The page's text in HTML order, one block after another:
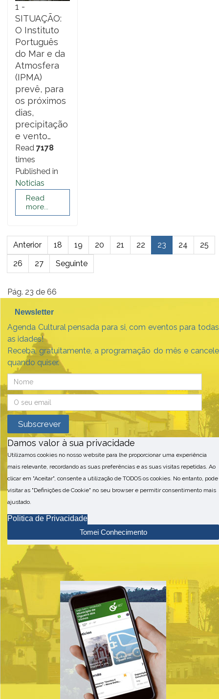
1 -
SITUAÇÃO:
O Instituto
Português
do Mar e da
Atmosfera
(IPMA)
prevê, para
os próximos
dias,
precipitação
e vento…
Read 7178
times
Published in
Noticias
Read
more...
Anterior 18 19 20 21 22 23 24
25
26
27 Seguinte
Pág. 23 de 66
Newsletter
Agenda Cultural pensada para si, com eventos para todas
as idades!
Receba, gratuitamente, a programação do mês e cancele
quando quiser.
Damos valor à sua privacidade
Utilizamos cookies no nosso website para lhe proporcionar uma experiência
mais relevante, recordando as suas preferências e as suas visitas repetidas. Ao
clicar em "Aceitar", consente a utilização de TODOS os cookies. No entanto, pode
visitar as "Definições de Cookie" no seu browser e permitir consentimento mais
ajustado.
Politica de Privacidade
Tomei Conhecimento